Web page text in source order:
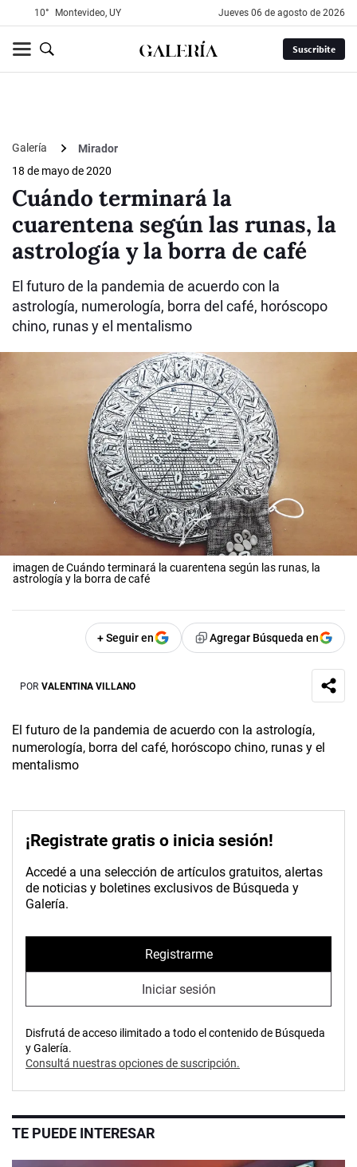
10° Montevideo, UY jueves 06 de agosto de 2026
Suscribite
Galería
Mirador
18 de mayo de 2020
Cuándo terminará la
cuarentena según las runas, la
astrología y la borra de café
El futuro de la pandemia de acuerdo con la
astrología, numerología, borra del café, horóscopo
chino, runas y el mentalismo
imagen de Cuándo terminará la cuarentena según las runas, la
astrología y la borra de café
+ Seguir en Agregar Búsqueda en
POR VALENTINA VILLANO
El futuro de la pandemia de acuerdo con la astrología,
numerología, borra del café, horóscopo chino, runas y el
mentalismo
¡Registrate gratis o inicia sesión!
Accedé a una selección de artículos gratuitos, alertas
de noticias y boletines exclusivos de Búsqueda y
Galería.
Registrarme
Iniciar sesión
Disfrutá de acceso ilimitado a todo el contenido de Búsqueda
y Galería.
Consultá nuestras opciones de suscripción.
TE PUEDE INTERESAR